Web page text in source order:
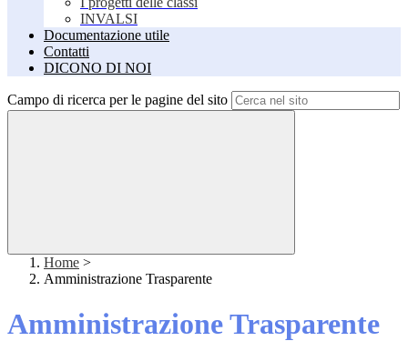
INVALSI
Documentazione utile
Contatti
DICONO DI NOI
Campo di ricerca per le pagine del sito
Home >
Amministrazione Trasparente
Amministrazione Trasparente